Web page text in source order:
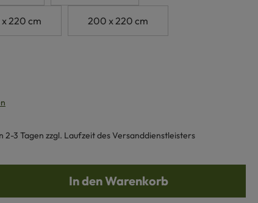
x 220 cm 200 x 220 cm
3 Tagen zzgl. Laufzeit des Versanddienstleisters
gewünschten Wert ein oder
In den Warenkorb